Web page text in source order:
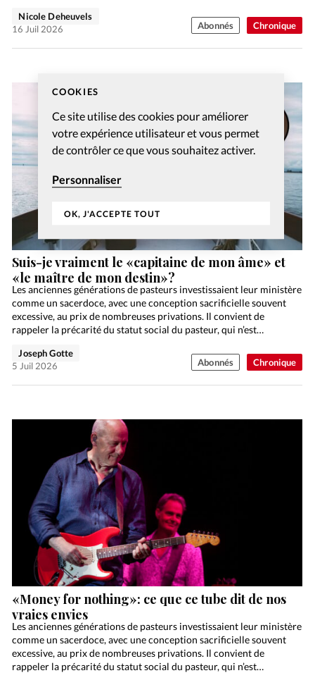
COOKIES
Ce site utilise des cookies pour améliorer
votre expérience utilisateur et vous permet
de contrôler ce que vous souhaitez activer.
Personnaliser
OK, J'ACCEPTE TOUT
Chronique
Nicole Deheuvels
16 Juil 2026
Abonnés
Chronique
Suis-je vraiment le «capitaine de mon âme» et
«le maître de mon destin»?
Les anciennes générations de pasteurs investissaient leur ministère
comme un sacerdoce, avec une conception sacrificielle souvent
excessive, au prix de nombreuses privations. Il convient de
rappeler la précarité du statut social du pasteur, qui n’est…
Joseph Gotte
5 Juil 2026
Abonnés
«Money for nothing»: ce que ce tube dit de nos
vraies envies
Les anciennes générations de pasteurs investissaient leur ministère
comme un sacerdoce, avec une conception sacrificielle souvent
excessive, au prix de nombreuses privations. Il convient de
rappeler la précarité du statut social du pasteur, qui n’est…